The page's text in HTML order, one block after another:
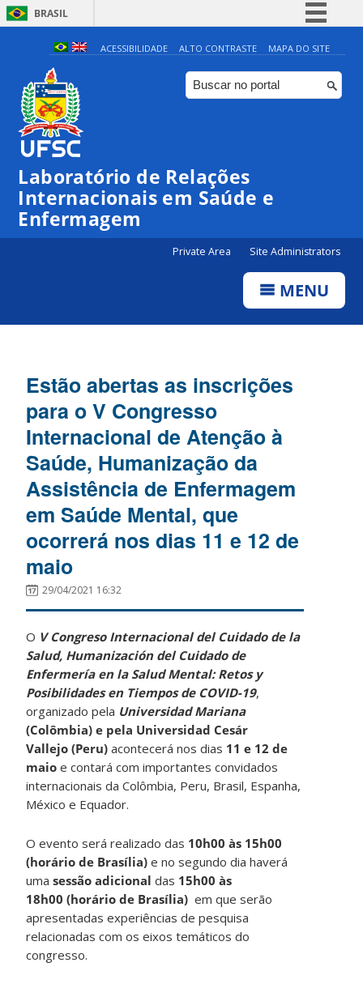
BRASIL
Simplifique!
Comunica BR
Participe
Canais
ACESSIBILIDADE ALTO CONTRASTE MAPA DO SITE
Laboratório de Relações
Internacionais em Saúde e
Enfermagem
Private Area Site Administrators
MENU
Estão abertas as inscrições
para o V Congresso
Internacional de Atenção à
Saúde, Humanização da
Assistência de Enfermagem
em Saúde Mental, que
ocorrerá nos dias 11 e 12 de
maio
29/04/2021 16:32
O V Congreso Internacional del Cuidado de la
Salud, Humanización del Cuidado de
Enfermería en la Salud Mental: Retos y
Posibilidades en Tiempos de COVID-19,
organizado pela Universidad Mariana
(Colômbia) e pela Universidad Cesár
Vallejo (Peru) acontecerá nos dias 11 e 12 de
maio e contará com importantes convidados
internacionais da Colômbia, Peru, Brasil, Espanha,
México e Equador.
O evento será realizado das 10h00 às 15h00
(horário de Brasília) e no segundo dia haverá
umasessão adicional das 15h00 às
18h00 (horário de Brasília) em que serão
apresentadas experiências de pesquisa
relacionadas com os eixos temáticos do
congresso.